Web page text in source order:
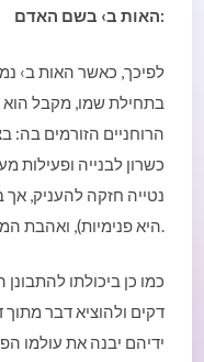
האות ב› בשם האדם:
לפיכך, כאשר האות ב›
בתחילת שמו, מקבל
הרוחניים הזורמים בה:
כשרון לבנייה ופעילות
נטייה חזקה להעניק,
כמו כן ביכולתו
דקים ולהוציא דבר
ידיהם יבנה את עולמו